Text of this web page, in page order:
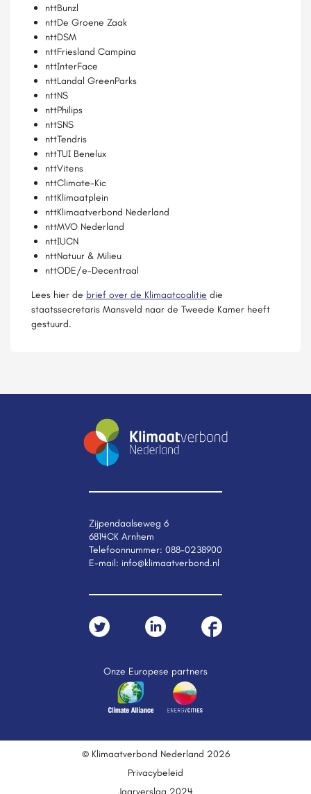
nttBunzl
nttDe Groene Zaak
nttDSM
nttFriesland Campina
nttInterFace
nttLandal GreenParks
nttNS
nttPhilips
nttSNS
nttTendris
nttTUI Benelux
nttVitens
nttClimate-Kic
nttKlimaatplein
nttKlimaatverbond Nederland
nttMVO Nederland
nttIUCN
nttNatuur & Milieu
nttODE/e-Decentraal
Lees hier de brief over de Klimaatcoalitie die
staatssecretaris Mansveld naar de Tweede Kamer heeft
gestuurd.
Zijpendaalseweg 6
6814CK Arnhem
Telefoonnummer: 088-0238900
E-mail: info@klimaatverbond.nl
Onze Europese partners
© Klimaatverbond Nederland 2026
Privacybeleid
Jaarverslag 2024